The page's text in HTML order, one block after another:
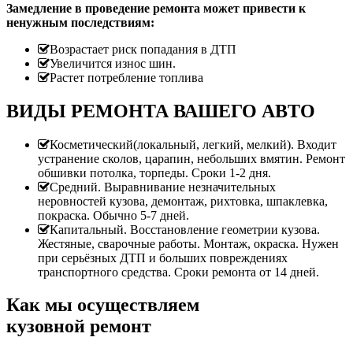
Замедление в проведение ремонта может привести к
ненужным последствиям:
Возрастает риск попадания в ДТП
Увеличится износ шин.
Растет потребление топлива
ВИДЫ РЕМОНТА ВАШЕГО АВТО
Косметический(локальный, легкий, мелкий). Входит
устранение сколов, царапин, небольших вмятин. Ремонт
обшивки потолка, торпеды. Сроки 1-2 дня.
Средний. Выравнивание незначительных
неровностей кузова, демонтаж, рихтовка, шпаклевка,
покраска. Обычно 5-7 дней.
Капитальный. Восстановление геометрии кузова.
Жестяные, сварочные работы. Монтаж, окраска. Нужен
при серьёзных ДТП и больших повреждениях
транспортного средства. Сроки ремонта от 14 дней.
Как мы осуществляем
кузовной ремонт